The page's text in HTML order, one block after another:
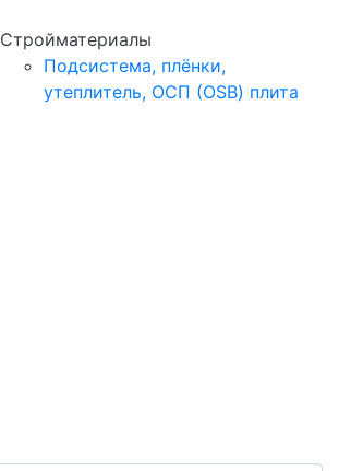
Стройматериалы
Подсистема, плёнки,
утеплитель, ОСП (OSB) плита